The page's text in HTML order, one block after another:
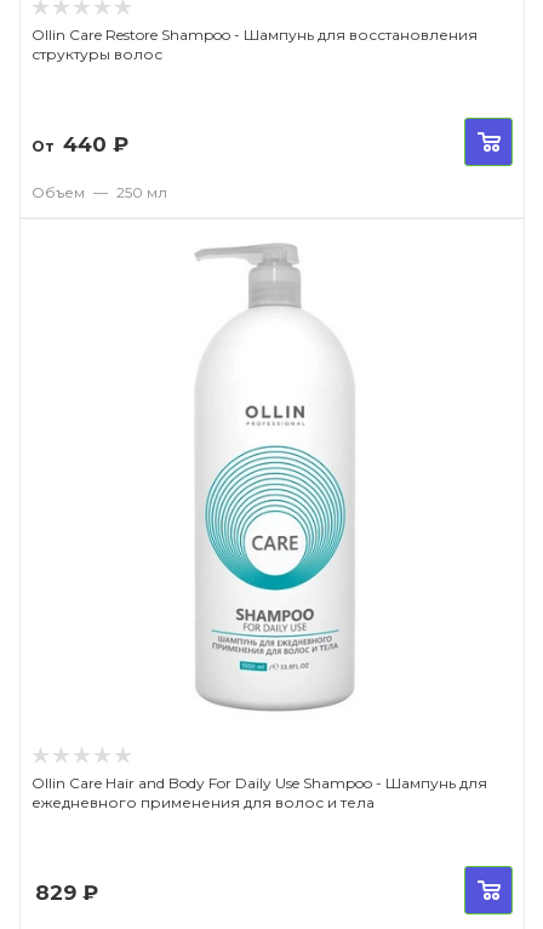
Ollin Care Restore Shampoo - Шампунь для восстановления
структуры волос
От 440 ₽
Объем — 250 мл
Ollin Care Hair and Body For Daily Use Shampoo - Шампунь для
ежедневного применения для волос и тела
829 ₽